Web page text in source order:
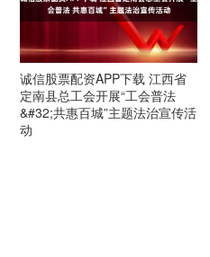
诚信股票配资APP下载 江西省
定南县总工会开展“工会普法
&#32;共惠百城”主题法治宣传活
动